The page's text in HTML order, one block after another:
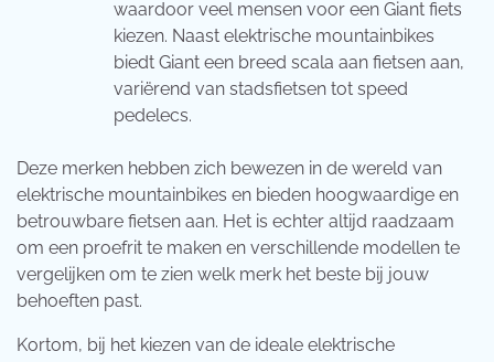
waardoor veel mensen voor een Giant fiets
kiezen. Naast elektrische mountainbikes
biedt Giant een breed scala aan fietsen aan,
variërend van stadsfietsen tot speed
pedelecs.
Deze merken hebben zich bewezen in de wereld van
elektrische mountainbikes en bieden hoogwaardige en
betrouwbare fietsen aan. Het is echter altijd raadzaam
om een proefrit te maken en verschillende modellen te
vergelijken om te zien welk merk het beste bij jouw
behoeften past.
Kortom, bij het kiezen van de ideale elektrische